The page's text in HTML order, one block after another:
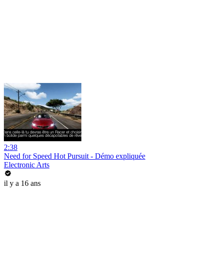
2:38
Need for Speed Hot Pursuit - Démo expliquée
Electronic Arts
il y a 16 ans